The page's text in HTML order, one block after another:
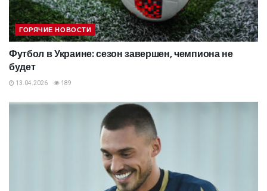
ГОРЯЧИЕ НОВОСТИ
Футбол в Украине: сезон завершен, чемпиона не
будет
13.04.2026 189